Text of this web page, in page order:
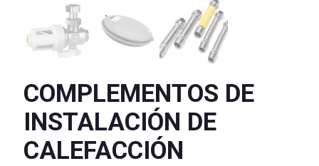
COMPLEMENTOS DE
INSTALACIÓN DE
CALEFACCIÓN